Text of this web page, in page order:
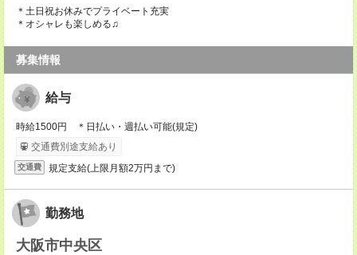
＊土日祝お休みでプライベート充実
＊オシャレも楽しめる♫
募集情報
給与
時給1500円 ＊日払い・週払い可能(規定)
交通費別途支給あり
交通費 規定支給(上限月額2万円まで)
勤務地
大阪市中央区